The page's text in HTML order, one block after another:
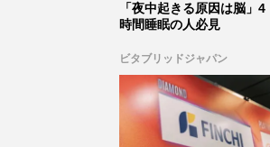
「夜中起きる原因は脳」4
時間睡眠の人必見
ビタブリッドジャパン